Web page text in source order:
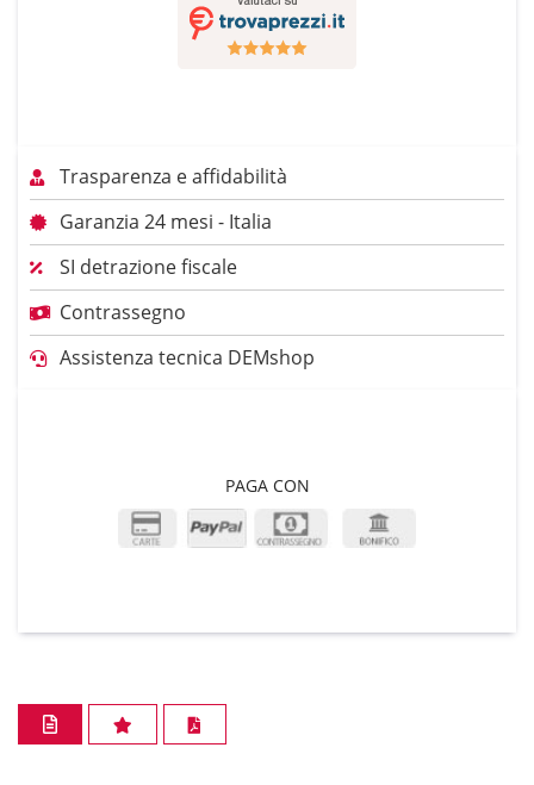
Trasparenza e affidabilità
Garanzia 24 mesi - Italia
SI detrazione fiscale
Contrassegno
Assistenza tecnica DEMshop
PAGA CON